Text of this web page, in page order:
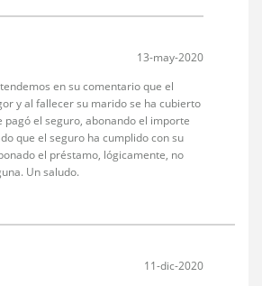
13-may-2020
en su comentario que el
y al fallecer su marido se ha cubierto
pagó el seguro, abonando el importe
que el seguro ha cumplido con su
el préstamo, lógicamente, no
Un saludo.
11-dic-2020